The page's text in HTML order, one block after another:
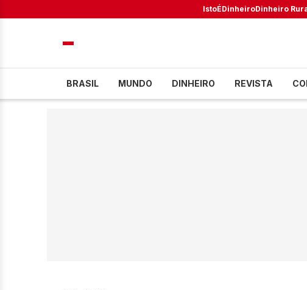
IstoÉDinheiroDinheiro
BRASIL MUNDO DINHEIRO REVISTA